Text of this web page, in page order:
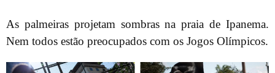
As palmeiras projetam sombras na praia de Ipanema.
Nem todos estão preocupados com os Jogos Olímpicos.